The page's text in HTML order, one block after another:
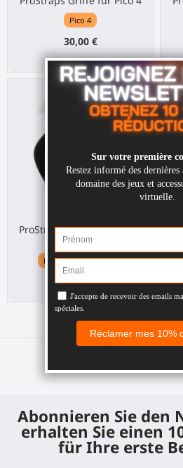
Pico 4
30,00 €
ProStraps Griffe für Quest
1
Meta Quest 1 / Rift S
30,00 €
Abonnieren Sie den
erhalten Sie einen
für Ihre erste